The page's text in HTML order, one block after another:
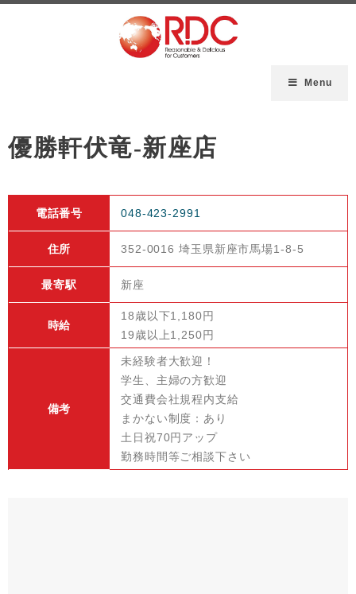
Menu
優勝軒伏竜-新座店
電話番号 048-423-2991
住所 352-0016 埼玉県新座市馬場1-8-5
最寄駅 新座
時給
18歳以下1,180円
19歳以上1,250円
備考
未経験者大歓迎！
学生、主婦の方歓迎
交通費会社規程内支給
まかない制度：あり
土日祝70円アップ
勤務時間等ご相談下さい